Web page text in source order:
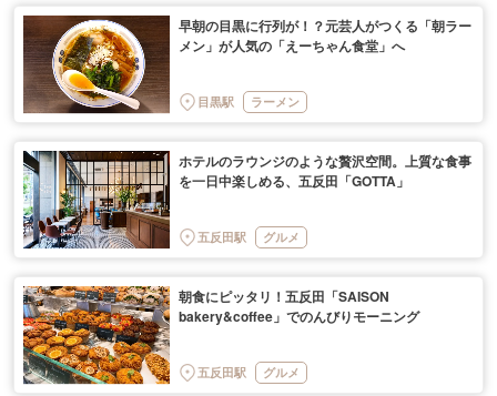
早朝の目黒に行列が！？元芸人がつくる「朝ラー
メン」が人気の「えーちゃん食堂」へ
目黒駅 ラーメン
ホテルのラウンジのような贅沢空間。上質な食事
を一日中楽しめる、五反田「GOTTA」
五反田駅 グルメ
朝食にピッタリ！五反田「SAISON
bakery&coffee」でのんびりモーニング
五反田駅 グルメ